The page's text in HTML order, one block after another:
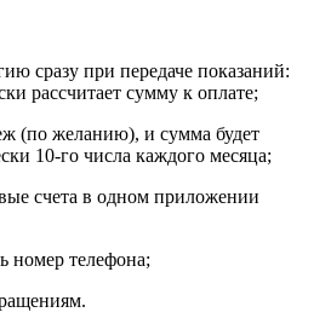
сразу при передаче показаний:
рассчитает сумму к оплате;
(по желанию), и сумма будет
10-го числа каждого месяца;
счета в одном приложении
номер телефона;